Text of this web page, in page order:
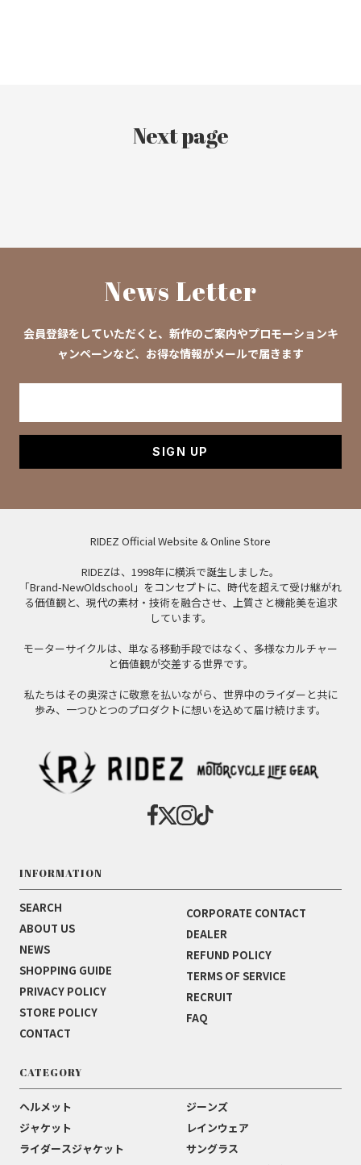
Next page
News Letter
会員登録をしていただくと、新作のご案内やプロモーションキ
ャンペーンなど、お得な情報がメールで届きます
SIGN UP
RIDEZ Official Website & Online Store
RIDEZは、1998年に横浜で誕生しました。
「Brand-NewOldschool」をコンセプトに、時代を超えて受け継がれ
る価値観と、現代の素材・技術を融合させ、上質さと機能美を追求
しています。
モーターサイクルは、単なる移動手段ではなく、多様なカルチャー
と価値観が交差する世界です。
私たちはその奥深さに敬意を払いながら、世界中のライダーと共に
歩み、一つひとつのプロダクトに想いを込めて届け続けます。
INFORMATION
SEARCH
ABOUT US
NEWS
SHOPPING GUIDE
PRIVACY POLICY
STORE POLICY
CONTACT
CORPORATE CONTACT
DEALER
REFUND POLICY
TERMS OF SERVICE
RECRUIT
FAQ
CATEGORY
ヘルメット
ジャケット
ライダースジャケット
ジーンズ
レインウェア
サングラス